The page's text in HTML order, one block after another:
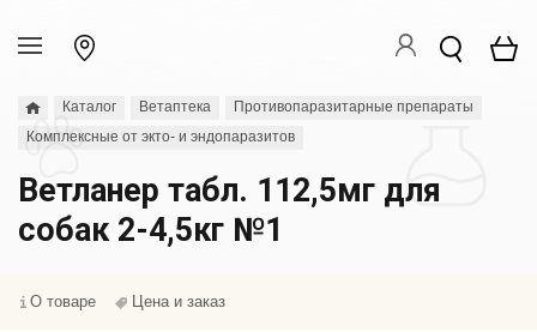
Каталог Ветаптека
Противопаразитарные препараты
Комплексные от экто- и эндопаразитов
Ветланер табл. 112,5мг для
собак 2-4,5кг №1
О товаре Цена и заказ